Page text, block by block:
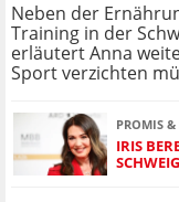
Neben der
Training in der
erläutert Anna
Sport verzichten
PROMIS &
IRIS